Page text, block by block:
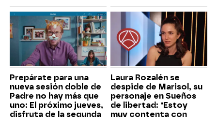
Prepárate para una
nueva sesión doble de
Padre no hay más que
uno: El próximo jueves,
disfruta de la segunda
Laura Rozalén se
despide de Marisol, su
personaje en Sueños
de libertad: "Estoy
muy contenta con